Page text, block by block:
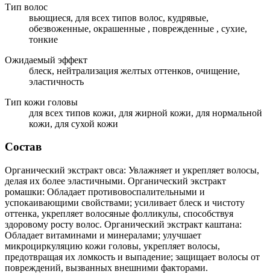
Тип волос
вьющиеся, для всех типов волос, кудрявые,
обезвоженные, окрашенные , поврежденные , сухие,
тонкие
Ожидаемый эффект
блеск, нейтрализация желтых оттенков, очищение,
эластичность
Тип кожи головы
для всех типов кожи, для жирной кожи, для нормальной
кожи, для сухой кожи
Состав
Органический экстракт овса: Увлажняет и укрепляет волосы,
делая их более эластичными. Органический экстракт
ромашки: Обладает противовоспалительными и
успокаивающими свойствами; усиливает блеск и чистоту
оттенка, укрепляет волосяные фолликулы, способствуя
здоровому росту волос. Органический экстракт каштана:
Обладает витаминами и минералами; улучшает
микроциркуляцию кожи головы, укрепляет волосы,
предотвращая их ломкость и выпадение; защищает волосы от
повреждений, вызванных внешними факторами.